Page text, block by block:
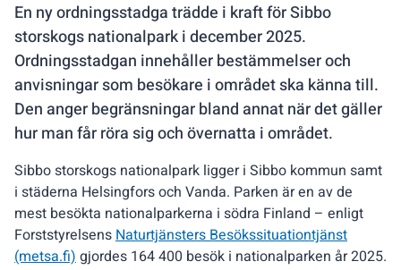
En ny ordningsstadga trädde i kraft för Sibbo
storskogs nationalpark i december 2025.
Ordningsstadgan innehåller bestämmelser och
anvisningar som besökare i området ska känna till.
Den anger begränsningar bland annat när det gäller
hur man får röra sig och övernatta i området.
Sibbo storskogs nationalpark ligger i Sibbo kommun samt
i städerna Helsingfors och Vanda. Parken är en av de
mest besökta nationalparkerna i södra Finland – enligt
ForststyrelsensNaturtjänsters Besökssituationtjänst
(metsa.fi)gjordes 164 400 besök i nationalparken år 2025.